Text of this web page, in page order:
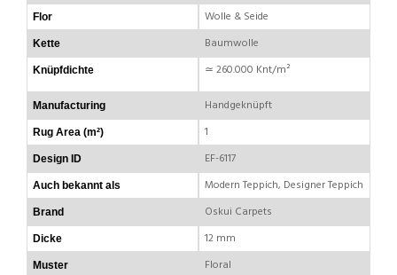
Flor Wolle & Seide
Kette Baumwolle
Knüpfdichte ≃ 260.000 Knt/m²
Manufacturing Handgeknüpft
Rug Area (m²) 1
Design ID EF-6117
Auch bekannt als Modern Teppich, Designer Teppich
Brand Oskui Carpets
Dicke 12 mm
Muster Floral